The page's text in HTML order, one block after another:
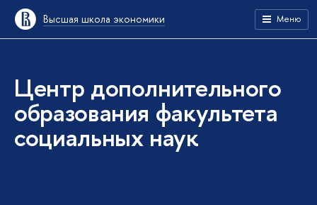
Высшая школа экономики Меню
Центр дополнительного
образования факультета
социальных наук